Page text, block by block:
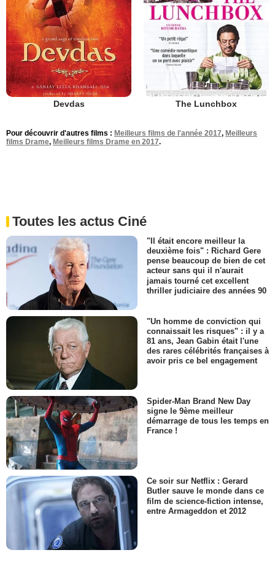
Devdas The Lunchbox
Pour découvrir d'autres films : Meilleurs films de l'année 2017, Meilleurs
films Drame, Meilleurs films Drame en 2017.
Toutes les actus Ciné
"Il était encore meilleur la
deuxième fois" : Richard Gere
pense beaucoup de bien de cet
acteur sans qui il n'aurait
jamais tourné cet excellent
thriller judiciaire des années 90
"Un homme de conviction qui
connaissait les risques" : il y a
81 ans, Jean Gabin était l'une
des rares célébrités françaises à
avoir pris ce bel engagement
Spider-Man Brand New Day
signe le 9ème meilleur
démarrage de tous les temps en
France !
Ce soir sur Netflix : Gerard
Butler sauve le monde dans ce
film de science-fiction intense,
entre Armageddon et 2012